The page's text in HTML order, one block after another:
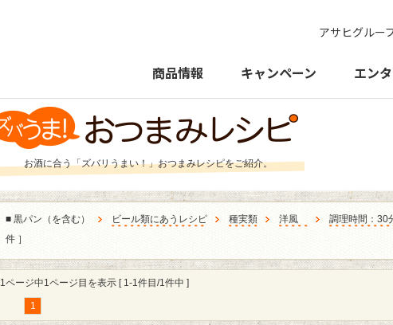
アサヒグルー
商品情報 キャンペーン エン
お酒に合う「ズバリうまい！」おつまみレシピをご紹介。
■ 黒パン（を含む） ビール類にあうレシピ 種実類 洋風 調理時間：30
件 ］
1ページ中1ページ目を表示 [ 1-1件目/1件中 ]
1